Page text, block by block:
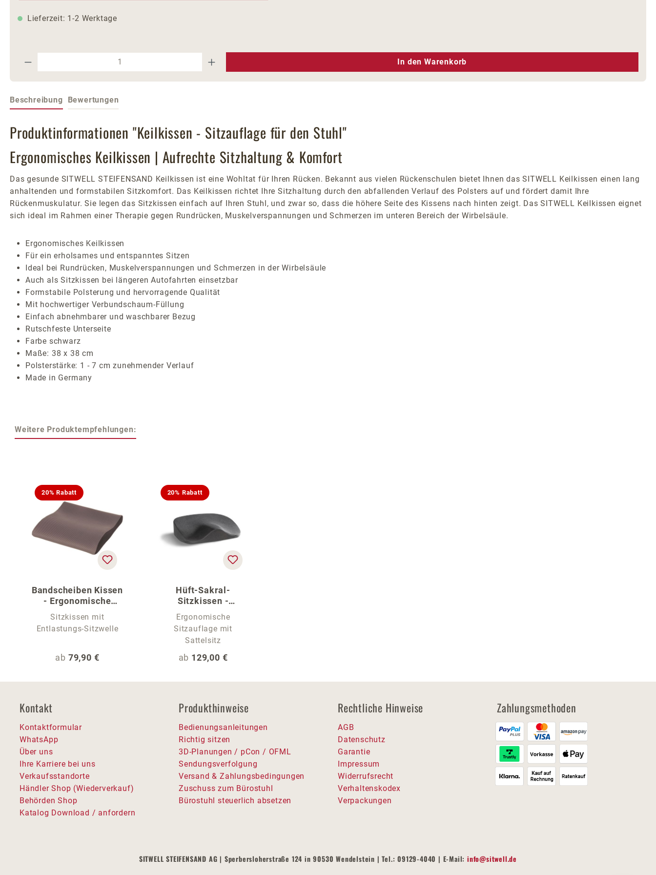
Lieferzeit: 1-2 Werktage
Produkt Anzahl: Gib den gewünschten Wert ein oder benutze die Schaltflächen um die Anzahl zu erhöhen oder zu
In den Warenkorb
Beschreibung Bewertungen
Produktinformationen "Keilkissen - Sitzauflage für den Stuhl"
Ergonomisches Keilkissen | Aufrechte Sitzhaltung & Komfort
Das gesunde SITWELL STEIFENSAND Keilkissen ist eine Wohltat für Ihren Rücken. Bekannt aus vielen Rückenschulen bietet Ihnen das SITWELL Keilkissen einen lang
anhaltenden und formstabilen Sitzkomfort. Das Keilkissen richtet Ihre Sitzhaltung durch den abfallenden Verlauf des Polsters auf und fördert damit Ihre
Rückenmuskulatur. Sie legen das Sitzkissen einfach auf Ihren Stuhl, und zwar so, dass die höhere Seite des Kissens nach hinten zeigt. Das SITWELL Keilkissen eignet
sich ideal im Rahmen einer Therapie gegen Rundrücken, Muskelverspannungen und Schmerzen im unteren Bereich der Wirbelsäule.
Ergonomisches Keilkissen
Für ein erholsames und entspanntes Sitzen
Ideal bei Rundrücken, Muskelverspannungen und Schmerzen in der Wirbelsäule
Auch als Sitzkissen bei längeren Autofahrten einsetzbar
Formstabile Polsterung und hervorragende Qualität
Mit hochwertiger Verbundschaum-Füllung
Einfach abnehmbarer und waschbarer Bezug
Rutschfeste Unterseite
Farbe schwarz
Maße: 38 x 38 cm
Polsterstärke: 1 - 7 cm zunehmender Verlauf
Made in Germany
Weitere Produktempfehlungen:
20% Rabatt
Bandscheiben Kissen
- Ergonomische
Sitzauflage
Sitzkissen mit
Entlastungs-Sitzwelle
Regulärer Preis:
ab 79,90 €
20% Rabatt
Hüft-Sakral-
Sitzkissen -
Sitzauflage für Stühle
Ergonomische
Sitzauflage mit
Sattelsitz
Regulärer Preis:
ab 129,00 €
Kontakt
Kontaktformular
WhatsApp
Über uns
Ihre Karriere bei uns
Verkaufsstandorte
Händler Shop (Wiederverkauf)
Behörden Shop
Katalog Download / anfordern
Produkthinweise
Bedienungsanleitungen
Richtig sitzen
3D-Planungen / pCon / OFML
Sendungsverfolgung
Versand & Zahlungsbedingungen
Zuschuss zum Bürostuhl
Bürostuhl steuerlich absetzen
Rechtliche Hinweise
AGB
Datenschutz
Garantie
Impressum
Widerrufsrecht
Verhaltenskodex
Verpackungen
Zahlungsmethoden
SITWELL STEIFENSAND AG | Sperbersloherstraße 124 in 90530 Wendelstein | Tel.: 09129-4040 | E-Mail:info@sitwell.de